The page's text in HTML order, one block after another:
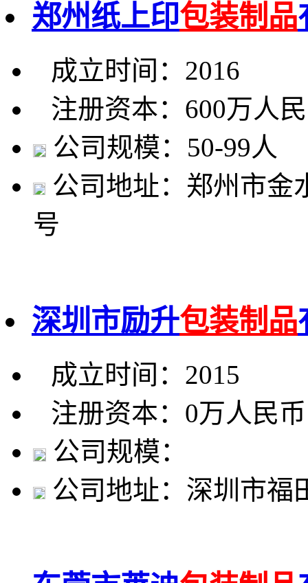
郑州纸上印包装制品
成立时间：2016
注册资本：600万人
公司规模：50-99人
公司地址：郑州市金
号
深圳市励升包装制品
成立时间：2015
注册资本：0万人民币
公司规模：
公司地址：深圳市福